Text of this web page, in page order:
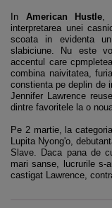
In American Hustle
interpretarea unei
scoata in evidenta
slabiciune. Nu este
accentul care
combina naivitatea,
constienta pe deplin de
Jennifer Lawrence
dintre favoritele la o
Pe 2 martie, la
Lupita Nyong'o,
Slave. Daca pana de
mari sanse, lucrurile s-
castigat Lawrence,